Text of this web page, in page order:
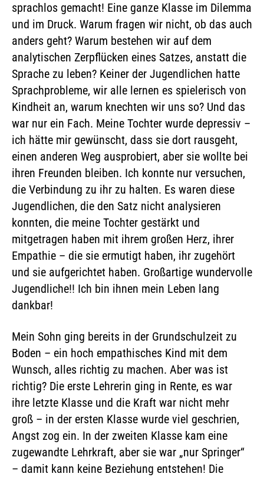
sprachlos gemacht! Eine ganze Klasse im Dilemma
und im Druck. Warum fragen wir nicht, ob das auch
anders geht? Warum bestehen wir auf dem
analytischen Zerpflücken eines Satzes, anstatt die
Sprache zu leben? Keiner der Jugendlichen hatte
Sprachprobleme, wir alle lernen es spielerisch von
Kindheit an, warum knechten wir uns so? Und das
war nur ein Fach. Meine Tochter wurde depressiv –
ich hätte mir gewünscht, dass sie dort rausgeht,
einen anderen Weg ausprobiert, aber sie wollte bei
ihren Freunden bleiben. Ich konnte nur versuchen,
die Verbindung zu ihr zu halten. Es waren diese
Jugendlichen, die den Satz nicht analysieren
konnten, die meine Tochter gestärkt und
mitgetragen haben mit ihrem großen Herz, ihrer
Empathie – die sie ermutigt haben, ihr zugehört
und sie aufgerichtet haben. Großartige wundervolle
Jugendliche!! Ich bin ihnen mein Leben lang
dankbar!
Mein Sohn ging bereits in der Grundschulzeit zu
Boden – ein hoch empathisches Kind mit dem
Wunsch, alles richtig zu machen. Aber was ist
richtig? Die erste Lehrerin ging in Rente, es war
ihre letzte Klasse und die Kraft war nicht mehr
groß – in der ersten Klasse wurde viel geschrien,
Angst zog ein. In der zweiten Klasse kam eine
zugewandte Lehrkraft, aber sie war „nur Springer“
– damit kann keine Beziehung entstehen! Die